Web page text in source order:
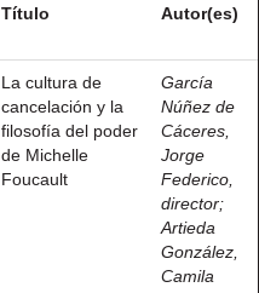
Título Autor(es)
La cultura de
cancelación y la
filosofía del poder
de Michelle
Foucault
García
Núñez de
Cáceres,
Jorge
Federico,
director;
Artieda
González,
Camila